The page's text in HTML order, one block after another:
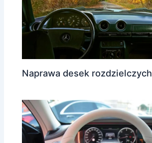
Naprawa desek rozdzielczych